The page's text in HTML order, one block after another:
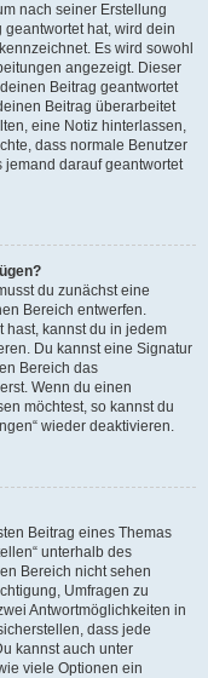
nach seiner Erstellung
hat, wird dein
Es wird sowohl
angezeigt. Dieser
Beitrag geantwortet
Beitrag überarbeitet
eine Notiz hinterlassen,
dass normale Benutzer
darauf geantwortet
du zunächst eine
Bereich entwerfen.
hast, kannst du in jedem
Du kannst eine Signatur
Bereich das
Wenn du einen
möchtest, so kannst du
wieder deaktivieren.
Beitrag eines Themas
unterhalb des
Bereich nicht sehen
Umfragen zu
Antwortmöglichkeiten in
dass jede
kannst auch unter
viele Optionen ein